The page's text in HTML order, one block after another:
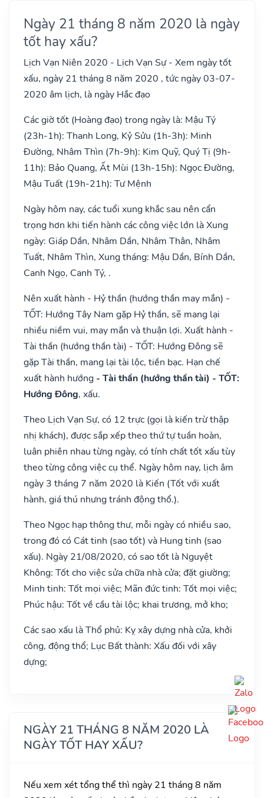
Ngày 21 tháng 8 năm 2020 là ngày
tốt hay xấu?
Lịch Vạn Niên 2020 - Lịch Vạn Sự - Xem ngày tốt
xấu, ngày 21 tháng 8 năm 2020 , tức ngày 03-07-
2020 âm lịch, là ngày Hắc đạo
Các giờ tốt (Hoàng đạo) trong ngày là: Mậu Tý
(23h-1h): Thanh Long, Kỷ Sửu (1h-3h): Minh
Đường, Nhâm Thìn (7h-9h): Kim Quỹ, Quý Tị (9h-
11h): Bảo Quang, Ất Mùi (13h-15h): Ngọc Đường,
Mậu Tuất (19h-21h): Tư Mệnh
Ngày hôm nay, các tuổi xung khắc sau nên cẩn
trọng hơn khi tiến hành các công việc lớn là Xung
ngày: Giáp Dần, Nhâm Dần, Nhâm Thân, Nhâm
Tuất, Nhâm Thìn, Xung tháng: Mậu Dần, Bính Dần,
Canh Ngọ, Canh Tý, .
Nên xuất hành - Hỷ thần (hướng thần may mắn) -
TỐT: Hướng Tây Nam gặp Hỷ thần, sẽ mang lại
nhiều niềm vui, may mắn và thuận lợi. Xuất hành -
Tài thần (hướng thần tài) - TỐT: Hướng Đông sẽ
gặp Tài thần, mang lại tài lộc, tiền bạc. Hạn chế
xuất hành hướng - Tài thần (hướng thần tài) - TỐT:
Hướng Đông, xấu.
Theo Lịch Vạn Sự, có 12 trực (gọi là kiến trừ thập
nhị khách), được sắp xếp theo thứ tự tuần hoàn,
luân phiên nhau từng ngày, có tính chất tốt xấu tùy
theo từng công việc cụ thể. Ngày hôm nay, lịch âm
ngày 3 tháng 7 năm 2020 là Kiến (Tốt với xuất
hành, giá thú nhưng tránh động thổ.).
Theo Ngọc hạp thông thư, mỗi ngày có nhiều sao,
trong đó có Cát tinh (sao tốt) và Hung tinh (sao
xấu). Ngày 21/08/2020, có sao tốt là Nguyệt
Không: Tốt cho việc sửa chữa nhà cửa; đặt giường;
Minh tinh: Tốt mọi việc; Mãn đức tinh: Tốt mọi việc;
Phúc hậu: Tốt về cầu tài lộc; khai trương, mở kho;
Các sao xấu là Thổ phủ: Kỵ xây dựng nhà cửa, khởi
công, động thổ; Lục Bất thành: Xấu đối với xây
dựng;
NGÀY 21 THÁNG 8 NĂM 2020 LÀ
NGÀY TỐT HAY XẤU?
Nếu xem xét tổng thể thì ngày 21 tháng 8 năm